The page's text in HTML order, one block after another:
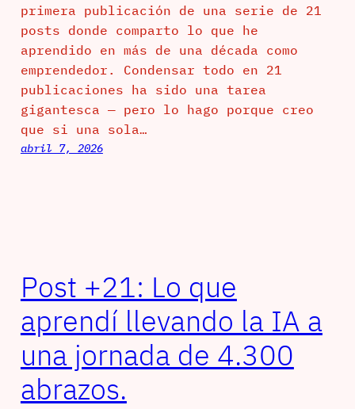
primera publicación de una serie de 21
posts donde comparto lo que he
aprendido en más de una década como
emprendedor. Condensar todo en 21
publicaciones ha sido una tarea
gigantesca — pero lo hago porque creo
que si una sola…
abril 7, 2026
Post +21: Lo que
aprendí llevando la IA a
una jornada de 4.300
abrazos.